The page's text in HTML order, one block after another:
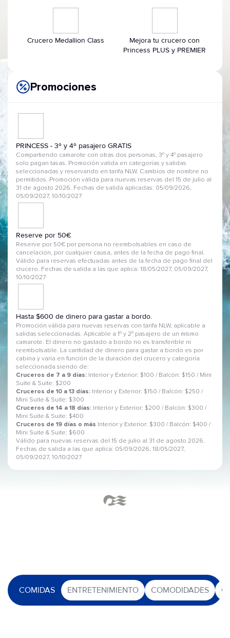
Crucero Medallion Class
Mejora tu crucero con
Princess PLUS y PREMIER
Promociones
PRINCESS - 3º y 4º pasajero GRATIS
Compartiendo camarote con otras dos personas, 3º y 4º pasajero
solo pagan tasas. Promoción valida en categorías y salidas
seleccionadas y reservando en tarifa NLW. Cambios de nombre no
permitidos. Promoción válida para nuevas reservas del 15 de julio al
31 de agosto 2026. Fechas de salida aplicadas: 05/09/2026,
05/09/2027, 10/10/2027
Reserve por 50€
Reserve por 50€ por persona no reembolsables en caso de
cancelación, por cualquier causa, antes de la fecha de pago final.
Válido para reservas efectuadas antes de la fecha de pago final del
crucero. Fechas de salida a las que aplica: 18/05/2027, 05/09/2027,
10/10/2027
Hasta $600 de dinero para gastar a bordo.
Promoción válida para nuevas reservas con tarifa NLW, aplicable a
salidas seleccionadas. Aplicable a 1º y 2º pasajero de un mismo
camarote. El dinero no gastado a bordo no es transferible ni
reembolsable. La cantidad de dinero para gastar a bordo es por
cabina y varía en función de la duración del crucero y categoría
seleccionada siendo de:
Cruceros de 7 a 9 días: Interior y Exterior: $100 / Balcón: $150 / Mini
Suite & Suite: $200
Cruceros de 10 a 13 días: Interior y Exterior: $150 / Balcón: $250 /
Mini Suite & Suite: $300
Cruceros de 14 a 18 días: Interior y Exterior: $200 / Balcón: $300 /
Mini Suite & Suite: $400
Cruceros de 19 días o más
Interior y Exterior: $300 / Balcón: $400 /
Mini Suite & Suite: $600
Válido para nuevas reservas del 15 de julio al 31 de agosto 2026.
Fechas de salida a las que aplica: 05/09/2026, 18/05/2027,
05/09/2027, 10/10/2027
COMIDAS ENTRETENIMIENTO COMODIDADES